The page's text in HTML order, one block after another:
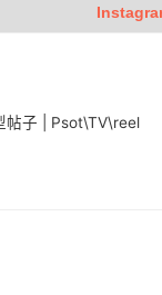
帖子 | Psot\TV\reel